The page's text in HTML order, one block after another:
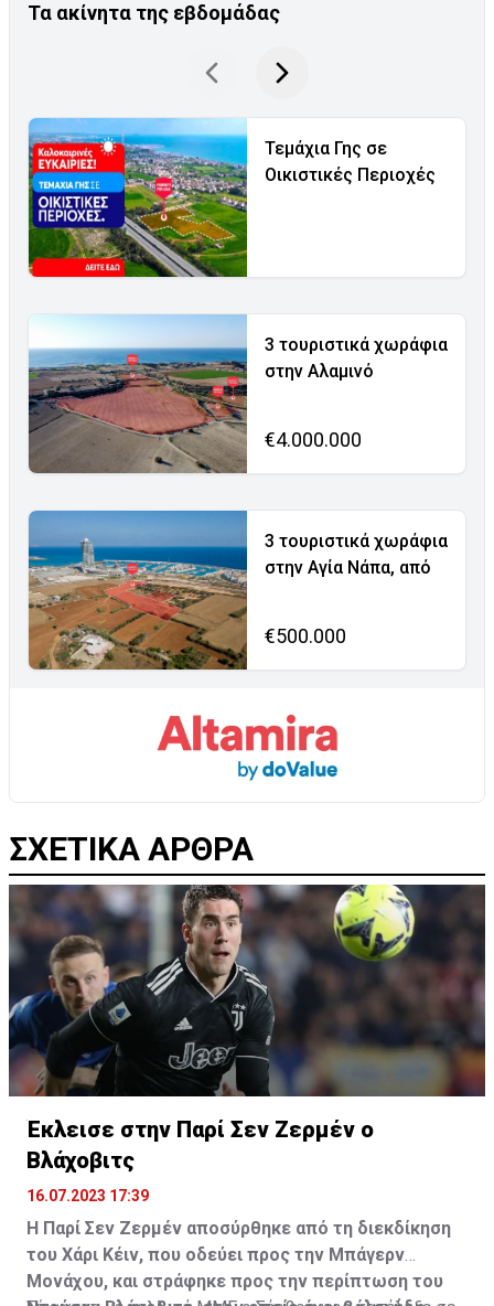
Τα ακίνητα της εβδομάδας
Τεμάχια Γης σε
Οικιστικές Περιοχές
3 τουριστικά χωράφια
στην Αλαμινό
€4.000.000
3 τουριστικά χωράφια
στην Αγία Νάπα, από
€500.000
ΣΧΕΤΙΚΑ ΑΡΘΡΑ
Έκλεισε στην Παρί Σεν Ζερμέν ο
Βλάχοβιτς
16.07.2023 17:39
Η Παρί Σεν Ζερμέν αποσύρθηκε από τη διεκδίκηση
του Χάρι Κέιν, που οδεύει προς την Μπάγερν
Μονάχου, και στράφηκε προς την περίπτωση του